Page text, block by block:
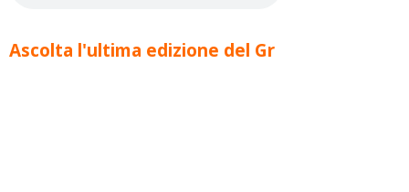
Ascolta l'ultima edizione del Gr